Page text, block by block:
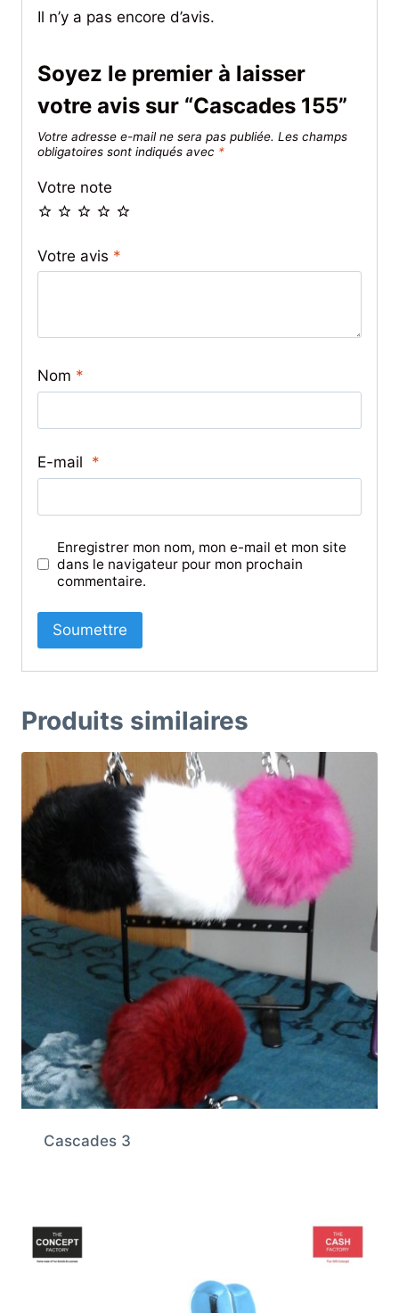
Il n’y a pas encore d’avis.
Soyez le premier à laisser
votre avis sur “Cascades 155”
Votre adresse e-mail ne sera pas publiée. Les champs
obligatoires sont indiqués avec *
Votre note
Votre avis *
Nom *
E-mail *
Enregistrer mon nom, mon e-mail et mon site
dans le navigateur pour mon prochain
commentaire.
Produits similaires
Cascades 3